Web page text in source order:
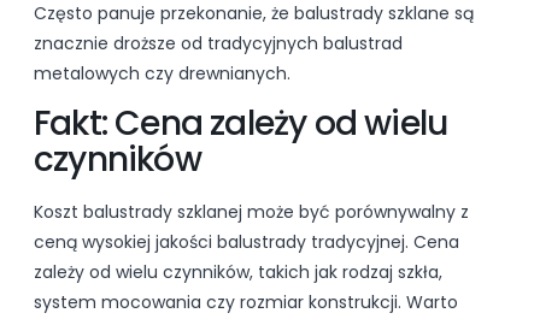
Często panuje przekonanie, że balustrady szklane są
znacznie droższe od tradycyjnych balustrad
metalowych czy drewnianych.
Fakt: Cena zależy od wielu
czynników
Koszt balustrady szklanej może być porównywalny z
ceną wysokiej jakości balustrady tradycyjnej. Cena
zależy od wielu czynników, takich jak rodzaj szkła,
system mocowania czy rozmiar konstrukcji. Warto